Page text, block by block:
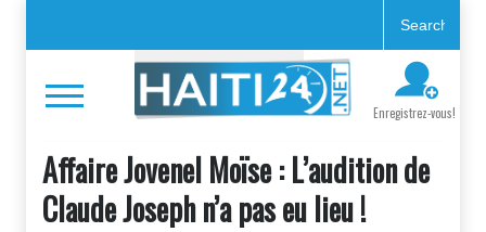
Enregistrez-vous!
Affaire Jovenel Moïse : L’audition de
Claude Joseph n’a pas eu lieu !